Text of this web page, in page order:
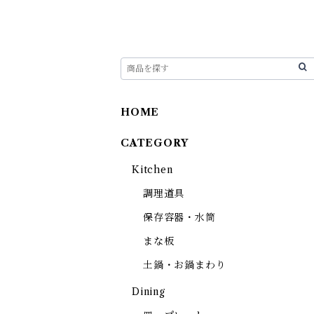
HOME
CATEGORY
Kitchen
調理道具
保存容器・水筒
まな板
土鍋・お鍋まわり
Dining